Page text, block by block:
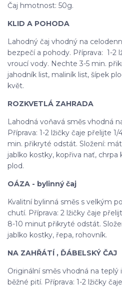
Čaj hmotnost: 50g.
KLID A POHODA
Lahodný čaj vhodný na
bezpečí a pohody. Příprava: 1-2
vroucí vody. Nechte 3-5 min.
jahodník list, maliník list, šípek
květ.
ROZKVETLÁ ZAHRADA
Lahodná voňavá směs vhodná
Příprava: 1-2 lžičky čaje přelijte
min. přikryté odstát. Složení:
jablko kostky, kopřiva nať, chrpa
plod.
OÁZA - bylinný čaj
Kvalitní bylinná směs s velkým
chutí. Příprava: 2 lžičky čaje
8-10 minut přikryté odstát.
jablko kostky, řepa, rohovník.
NA ZAHŘÁTÍ , ĎÁBELSKÝ ČAJ
Originální směs vhodná na teplý
běžné pití. Příprava: 1-2 lžičky